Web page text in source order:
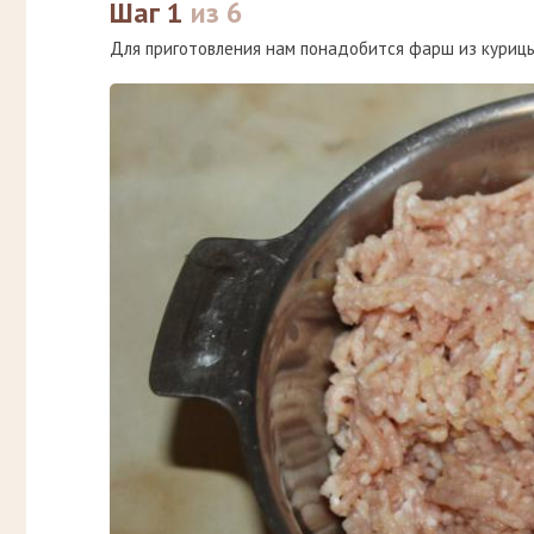
Шаг 1 из 6
Для приготовления нам понадобится фарш из